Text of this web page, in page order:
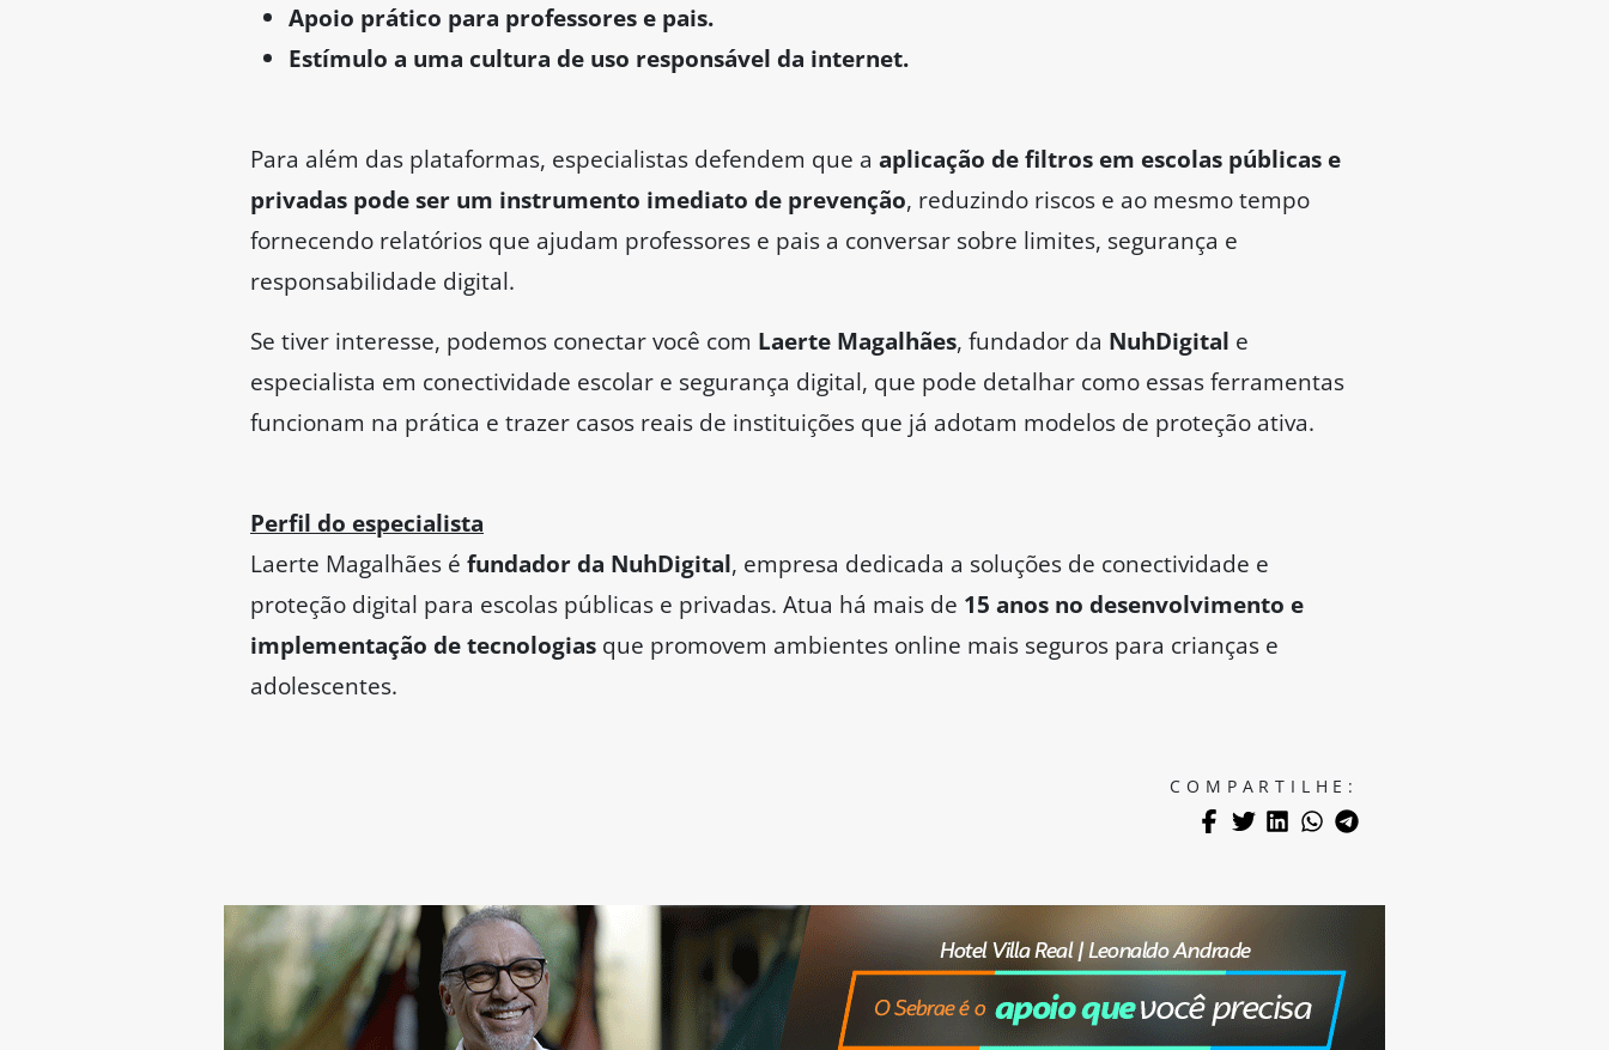
Apoio prático para professores e pais.
Estímulo a uma cultura de uso responsável da internet.
Para além das plataformas, especialistas defendem que a aplicação de filtros em escolas públicas e
privadas pode ser um instrumento imediato de prevenção, reduzindo riscos e ao mesmo tempo
fornecendo relatórios que ajudam professores e pais a conversar sobre limites, segurança e
responsabilidade digital.
Se tiver interesse, podemos conectar você com Laerte Magalhães, fundador da NuhDigital e
especialista em conectividade escolar e segurança digital, que pode detalhar como essas ferramentas
funcionam na prática e trazer casos reais de instituições que já adotam modelos de proteção ativa.
Perfil do especialista
Laerte Magalhães é fundador da NuhDigital, empresa dedicada a soluções de conectividade e
proteção digital para escolas públicas e privadas. Atua há mais de 15 anos no desenvolvimento e
implementação de tecnologias que promovem ambientes online mais seguros para crianças e
adolescentes.
COMPARTILHE: